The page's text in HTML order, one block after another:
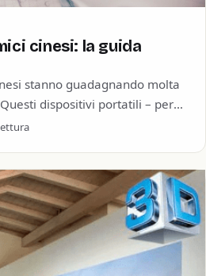
cinesi: la guida
stanno guadagnando molta
dispositivi portatili – per
le vacanze…